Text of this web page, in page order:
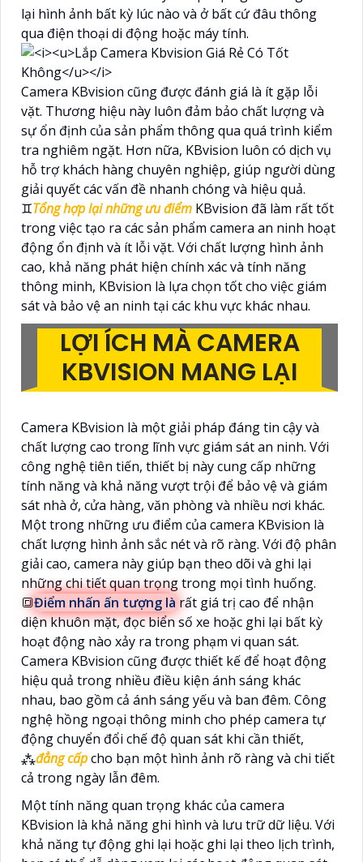
lại hình ảnh bất kỳ lúc nào và ở bất cứ đâu thông
qua điện thoại di động hoặc máy tính.
Camera KBvision cũng được đánh giá là ít gặp lỗi
vặt. Thương hiệu này luôn đảm bảo chất lượng và
sự ổn định của sản phẩm thông qua quá trình kiểm
tra nghiêm ngặt. Hơn nữa, KBvision luôn có dịch vụ
hỗ trợ khách hàng chuyên nghiệp, giúp người dùng
giải quyết các vấn đề nhanh chóng và hiệu quả.
♊Tổng hợp lại những ưu điểm KBvision đã làm rất tốt
trong việc tạo ra các sản phẩm camera an ninh hoạt
động ổn định và ít lỗi vặt. Với chất lượng hình ảnh
cao, khả năng phát hiện chính xác và tính năng
thông minh, KBvision là lựa chọn tốt cho việc giám
sát và bảo vệ an ninh tại các khu vực khác nhau.
LỢI ÍCH MÀ CAMERA
KBVISION MANG LẠI
Camera KBvision là một giải pháp đáng tin cậy và
chất lượng cao trong lĩnh vực giám sát an ninh. Với
công nghệ tiên tiến, thiết bị này cung cấp những
tính năng và khả năng vượt trội để bảo vệ và giám
sát nhà ở, cửa hàng, văn phòng và nhiều nơi khác.
Một trong những ưu điểm của camera KBvision là
chất lượng hình ảnh sắc nét và rõ ràng. Với độ phân
giải cao, camera này giúp bạn theo dõi và ghi lại
những chi tiết quan trọng trong mọi tình huống.
🔳Điểm nhấn ấn tượng là rất giá trị cao để nhận
diện khuôn mặt, đọc biển số xe hoặc ghi lại bất kỳ
hoạt động nào xảy ra trong phạm vi quan sát.
Camera KBvision cũng được thiết kế để hoạt động
hiệu quả trong nhiều điều kiện ánh sáng khác
nhau, bao gồm cả ánh sáng yếu và ban đêm. Công
nghệ hồng ngoại thông minh cho phép camera tự
động chuyển đổi chế độ quan sát khi cần thiết,
⁂đẳng cấpcho bạn một hình ảnh rõ ràng và chi tiết
cả trong ngày lẫn đêm.
Một tính năng quan trọng khác của camera
KBvision là khả năng ghi hình và lưu trữ dữ liệu. Với
khả năng tự động ghi lại hoặc ghi lại theo lịch trình,